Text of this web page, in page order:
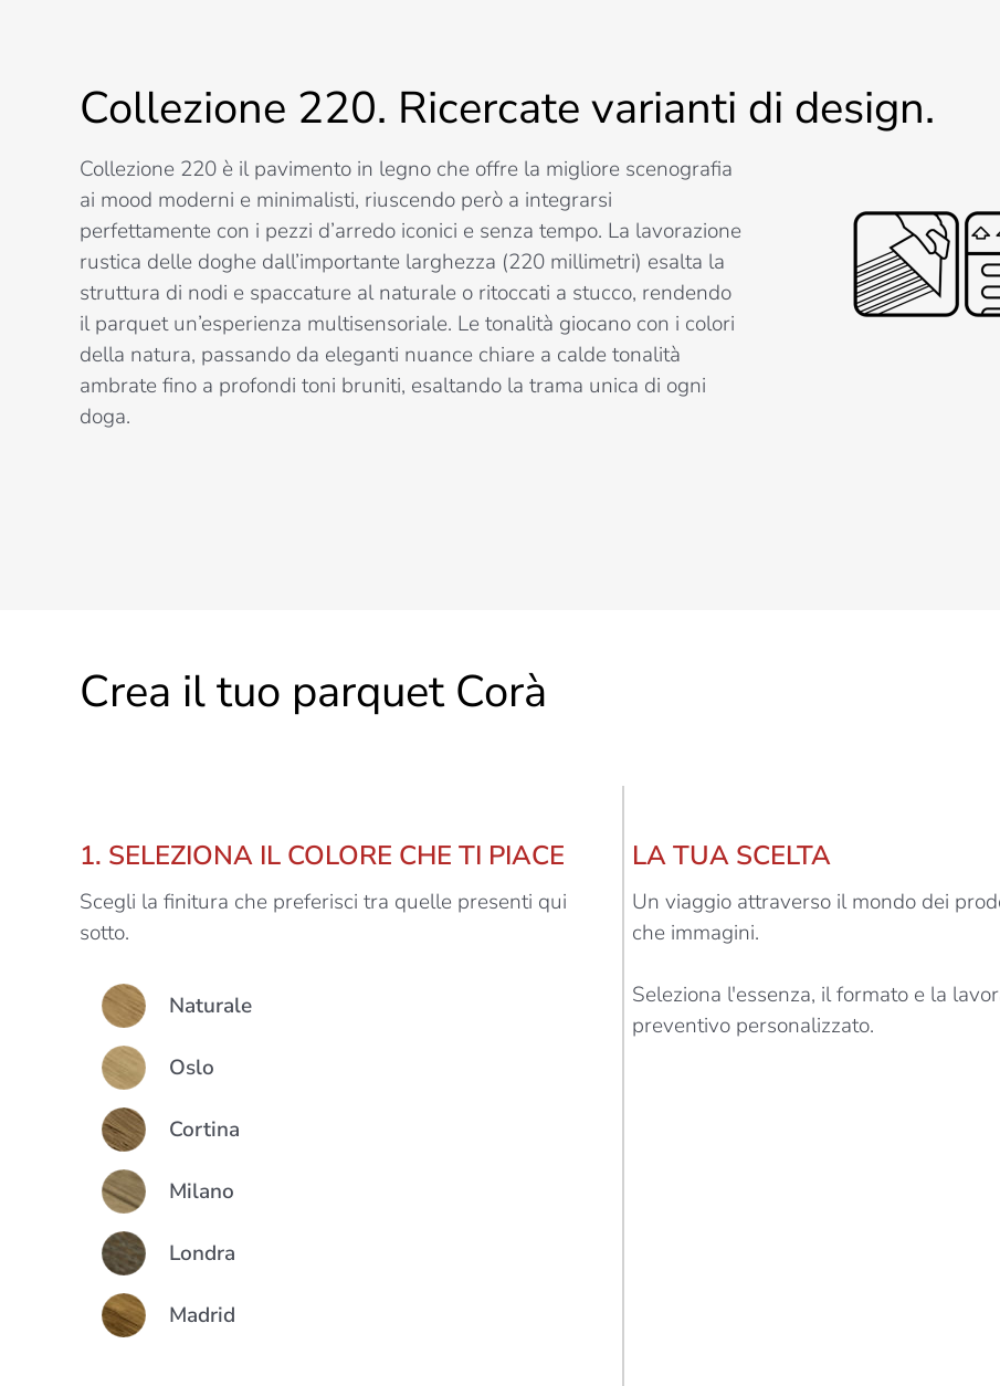
Collezione 220. Ricercate varianti di design.
Collezione 220 è il pavimento in legno che offre la migliore scenografia
ai mood moderni e minimalisti, riuscendo però a integrarsi
perfettamente con i pezzi d’arredo iconici e senza tempo. La lavorazione
rustica delle doghe dall’importante larghezza (220 millimetri) esalta la
struttura di nodi e spaccature al naturale o ritoccati a stucco, rendendo
il parquet un’esperienza multisensoriale. Le tonalità giocano con i colori
della natura, passando da eleganti nuance chiare a calde tonalità
ambrate fino a profondi toni bruniti, esaltando la trama unica di ogni
doga.
Crea il tuo parquet Corà
1. SELEZIONA IL COLORE CHE TI PIACE
Scegli la finitura che preferisci tra quelle presenti qui
sotto.
Colore Naturale
Oslo
Cortina
Milano
Londra
Madrid
LA TUA SCELTA
Un viaggio attraverso il mondo dei
che immagini.
Seleziona l'essenza, il formato e la
preventivo personalizzato.